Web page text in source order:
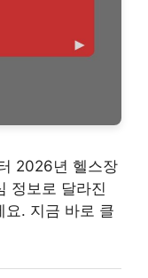
2026년 헬스장
정보로 달라진
요. 지금 바로 클